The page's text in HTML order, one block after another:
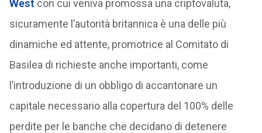
West con cui veniva promossa una criptovaluta,
sicuramente l’autorità britannica è una delle più
dinamiche ed attente, promotrice al Comitato di
Basilea di richieste anche importanti, come
l’introduzione di un obbligo di accantonare un
capitale necessario alla copertura del 100% delle
perdite per le banche che decidano di detenere